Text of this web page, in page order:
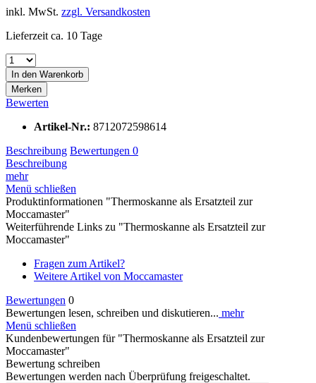
inkl. MwSt. zzgl. Versandkosten
Lieferzeit ca. 10 Tage
In den Warenkorb
Merken
Bewerten
Artikel-Nr.: 8712072598614
Beschreibung Bewertungen 0
Beschreibung
mehr
Menü schließen
Produktinformationen "Thermoskanne als Ersatzteil zur
Moccamaster"
Weiterführende Links zu "Thermoskanne als Ersatzteil zur
Moccamaster"
Fragen zum Artikel?
Weitere Artikel von Moccamaster
Bewertungen 0
Bewertungen lesen, schreiben und diskutieren... mehr
Menü schließen
Kundenbewertungen für "Thermoskanne als Ersatzteil zur
Moccamaster"
Bewertung schreiben
Bewertungen werden nach Überprüfung freigeschaltet.